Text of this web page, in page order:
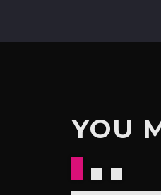
YOU